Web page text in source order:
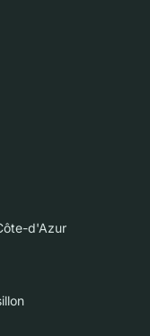
d'Azur